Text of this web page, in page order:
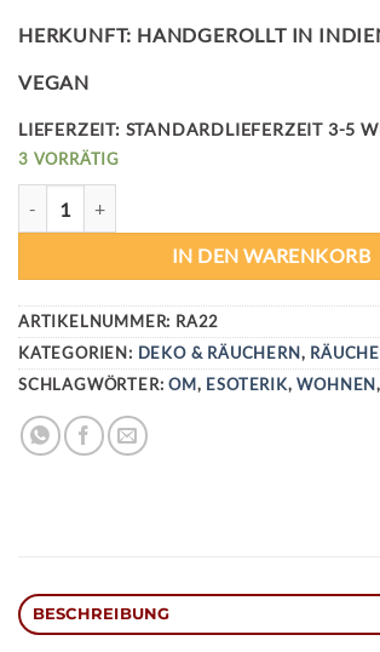
HERKUNFT: HANDGEROLLT IN
VEGAN
LIEFERZEIT: STANDARDLIEFERZEIT 3-5
3 VORRÄTIG
IN DEN WARENKORB
ARTIKELNUMMER: RA22
KATEGORIEN: DEKO & RÄUCHERN,
SCHLAGWÖRTER:OM, ESOTERIK,WOHNEN,
BESCHREIBUNG